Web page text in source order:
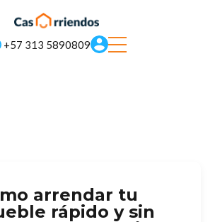
+57 313 5890809
arrendar tu
rápido y sin